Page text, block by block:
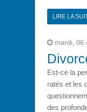
LIRE LA
mardi, 06
Est-ce la
ratés et les
des